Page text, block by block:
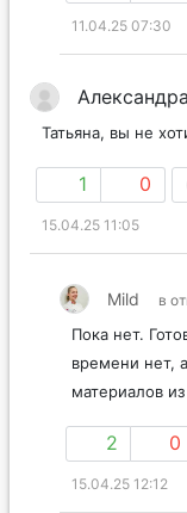
11.04.25 07:30
Александра
Татьяна, вы не
1 0
15.04.25 11:05
Mild в
Пока нет.
времени нет,
материалов
2 0
15.04.25 12:12